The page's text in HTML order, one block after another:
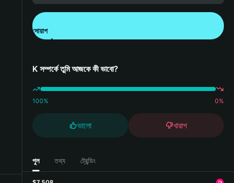
সোয়াপ
K সম্পর্কে তুমি আজকে কী ভাবো?
100% 0%
ভালো খারাপ
পুল তথ্য ট্রেন্ডিং